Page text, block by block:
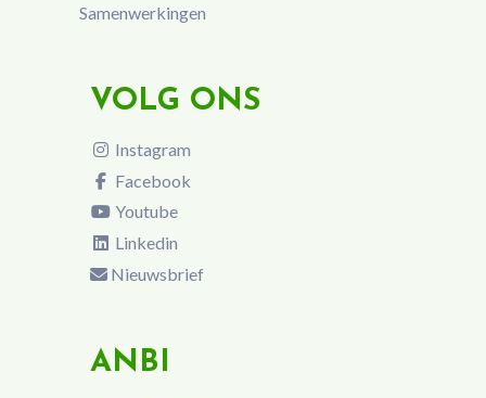
Samenwerkingen
VOLG ONS
Instagram
Facebook
Youtube
Linkedin
Nieuwsbrief
ANBI